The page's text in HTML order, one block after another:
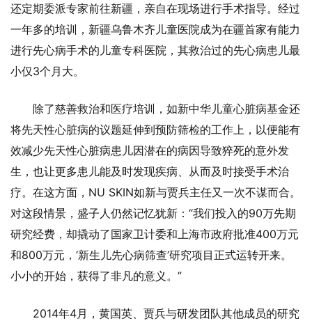
还定期委派专家前往新疆，亲自在现场进行手术指导。经过
一年多的培训，新疆乌鲁木齐儿童医院成为在疆首家有能力
进行先心病手术的儿童专科医院，其救治过的先心病患儿最
小仅3个月大。
除了慈善救治和医疗培训，如新中华儿童心脏病基金还
将先天性心脏病的议题延伸到预防筛检的工作上，以便能有
效减少先天性心脏病患儿因潜在的病因导致猝死的意外发
生，也让更多患儿能及时发现疾病、从而及时接受手术治
疗。在这方面，NU SKIN如新与贾兵主任又一次不谋而合。
对这段情景，盛子人仍然记忆犹新：“我们投入的90万先期
研究经费，却撬动了国家卫计委和上海市政府批准400万元
和800万元，‘新生儿先心病筛查’研究项目正式运转开来。
小小的开始，获得了非凡的意义。”
2014年4月，黄国英、贾兵与研发团队其他成员的研究